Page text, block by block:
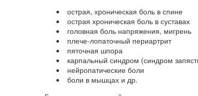
острая, хроническая боль в спине
острая хроническая боль в суставах
головная боль напряжения, мигрень
плече-лопаточный периартрит
пяточная шпора
карпальный синдром (синдром
нейропатические боли
боли в мышцах и др.